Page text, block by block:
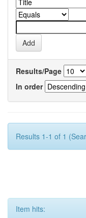
Results/Page
In order
Results 1-1 of 1
Item hits: